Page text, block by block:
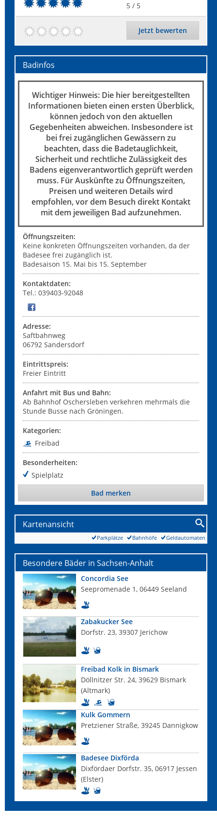
5 / 5
Jetzt bewerten
Badinfos
Wichtiger Hinweis: Die hier bereitgestellten
Informationen bieten einen ersten Überblick,
können jedoch von den aktuellen
Gegebenheiten abweichen. Insbesondere ist
bei frei zugänglichen Gewässern zu
beachten, dass die Badetauglichkeit,
Sicherheit und rechtliche Zulässigkeit des
Badens eigenverantwortlich geprüft werden
muss. Für Auskünfte zu Öffnungszeiten,
Preisen und weiteren Details wird
empfohlen, vor dem Besuch direkt Kontakt
mit dem jeweiligen Bad aufzunehmen.
Öffnungszeiten:
Keine konkreten Öffnungszeiten vorhanden, da der
Badesee frei zugänglich ist.
Badesaison 15. Mai bis 15. September
Kontaktdaten:
Tel.: 039403-92048
Adresse:
Saftbahnweg
06792 Sandersdorf
Eintrittspreis:
Freier Eintritt
Anfahrt mit Bus und Bahn:
Ab Bahnhof Oschersleben verkehren mehrmals die
Stunde Busse nach Gröningen.
Kategorien:
Freibad
Besonderheiten:
Spielplatz
Bad merken
Kartenansicht
Geldautomaten
Bahnhöfe
Parkplätze
Besondere Bäder in Sachsen-Anhalt
Concordia See
Seepromenade 1, 06449 Seeland
Zabakucker See
Dorfstr. 23, 39307 Jerichow
Freibad Kolk in Bismark
Döllnitzer Str. 24, 39629 Bismark
(Altmark)
Kulk Gommern
Pretziener Straße, 39245 Dannigkow
Badesee Dixförda
Dixfördaer Dorfstr. 35, 06917 Jessen
(Elster)